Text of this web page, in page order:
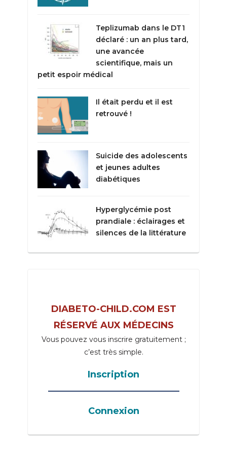
Teplizumab dans le DT1
déclaré : un an plus tard,
une avancée
scientifique, mais un
petit espoir médical
Il était perdu et il est
retrouvé !
Suicide des adolescents
et jeunes adultes
diabétiques
Hyperglycémie post
prandiale : éclairages et
silences de la littérature
DIABETO-CHILD.COM EST
RÉSERVÉ AUX MÉDECINS
Vous pouvez vous inscrire gratuitement ;
c’est très simple.
Inscription
_____________________________________
Connexion